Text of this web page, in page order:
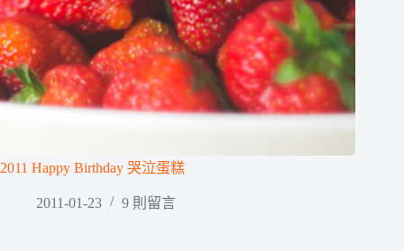
2011 Happy Birthday 哭泣蛋糕
2011-01-23 9 則留言